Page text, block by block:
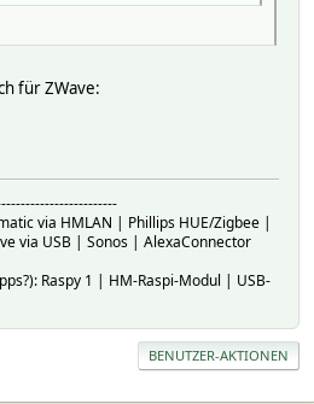
für ZWave:
via HMLAN | Phillips HUE/Zigbee |
via USB | Sonos | AlexaConnector
Raspy 1 | HM-Raspi-Modul | USB-
BENUTZER-AKTIONEN